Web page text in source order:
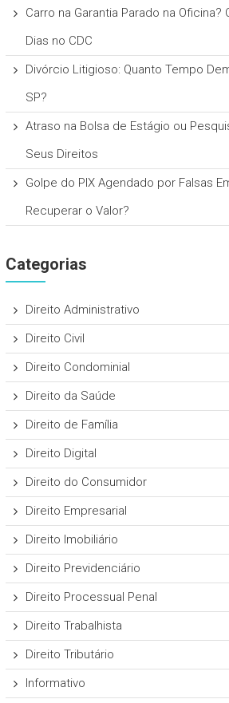
Carro na Garantia Parado na
Dias no CDC
Divórcio Litigioso: Quanto Tempo
SP?
Atraso na Bolsa de Estágio ou
Seus Direitos
Golpe do PIX Agendado por Falsas
Recuperar o Valor?
Categorias
Direito Administrativo
Direito Civil
Direito Condominial
Direito da Saúde
Direito de Família
Direito Digital
Direito do Consumidor
Direito Empresarial
Direito Imobiliário
Direito Previdenciário
Direito Processual Penal
Direito Trabalhista
Direito Tributário
Informativo